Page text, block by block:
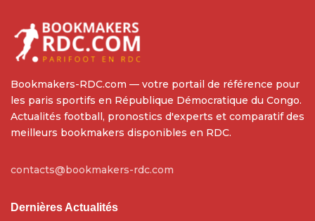
Bookmakers-RDC.com — votre portail de référence pour
les paris sportifs en République Démocratique du Congo.
Actualités football, pronostics d'experts et comparatif des
meilleurs bookmakers disponibles en RDC.
contacts@bookmakers-rdc.com
Dernières Actualités